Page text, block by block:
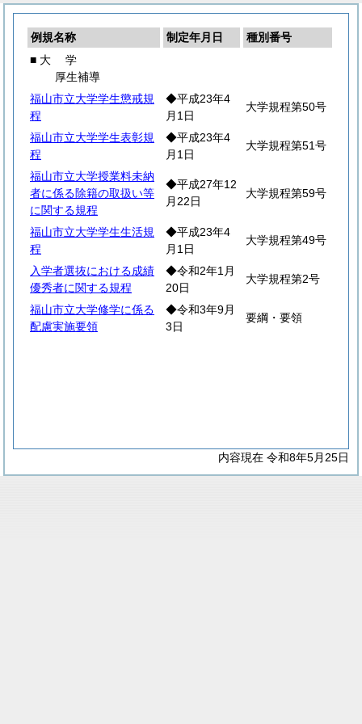
例規名称 制定年月日
種別番号
■ 大 学
厚生補導
福山市立大学学生懲戒規
程
◆平成23年4
月1日
大学規程第50号
福山市立大学学生表彰規
程
◆平成23年4
月1日
大学規程第51号
福山市立大学授業料未納
者に係る除籍の取扱い等
に関する規程
◆平成27年12
月22日
大学規程第59号
福山市立大学学生生活規
程
◆平成23年4
月1日
大学規程第49号
入学者選抜における成績
優秀者に関する規程
◆令和2年1月
20日
大学規程第2号
福山市立大学修学に係る
配慮実施要領
◆令和3年9月
3日
要綱・要領
内容現在 令和8年5月25日